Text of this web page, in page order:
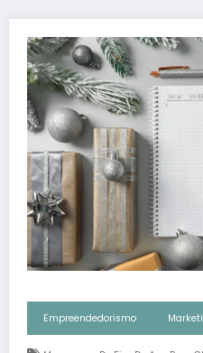
Empreendedorismo